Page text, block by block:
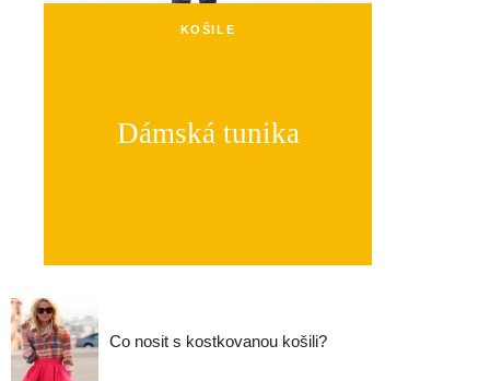
KOŠILE
Dámská tunika
Co nosit s kostkovanou košili?